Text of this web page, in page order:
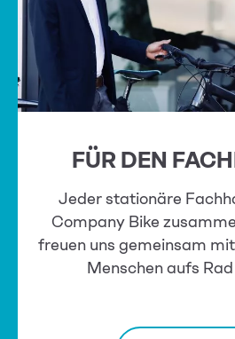
FÜR DEN
Jeder stationäre
Company Bike
freuen uns gemeinsam
Menschen aufs